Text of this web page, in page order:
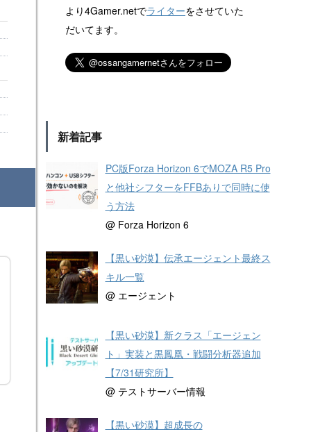
より4Gamer.netでライターをさせていた
だいてます。
新着記事
PC版Forza Horizon 6でMOZA R5 Pro
と他社シフターをFFBありで同時に使
う方法
@ Forza Horizon 6
【黒い砂漠】伝承エージェント最終ス
キル一覧
@ エージェント
【黒い砂漠】新クラス「エージェン
ト」実装と黒鳳凰・戦闘分析器追加
【7/31研究所】
@ テストサーバー情報
【黒い砂漠】超成長の